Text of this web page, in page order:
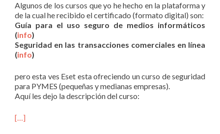
Algunos de los cursos que yo he hecho en la plataforma y
de la cual he recibido el certificado (formato digital) son:
Guía para el uso seguro de medios informáticos
(info)
Seguridad en las transacciones comerciales en línea
(info)
pero esta ves Eset esta ofreciendo un curso de seguridad
para PYMES (pequeñas y medianas empresas).
Aquí les dejo la descripción del curso:
[…]